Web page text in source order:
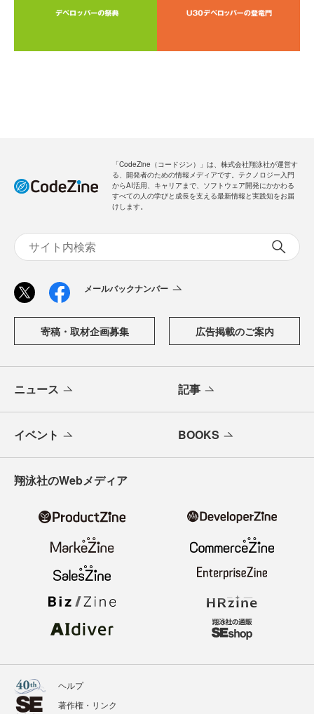
「CodeZine（コードジン）」は、株式会社翔泳社が運営す
る、開発者のための情報メディアです。テクノロジー入門
からAI活用、キャリアまで、ソフトウェア開発にかかわる
すべての人の学びと成長を支える最新情報と実践知をお届
けします。
メールバックナンバー
寄稿・取材企画募集 広告掲載のご案内
ニュース 記事
イベント BOOKS
翔泳社のWebメディア
ヘルプ
著作権・リンク